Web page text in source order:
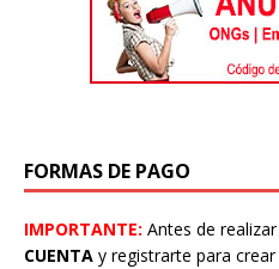
FORMAS DE PAGO
IMPORTANTE: Antes de
CUENTA y registrarte para